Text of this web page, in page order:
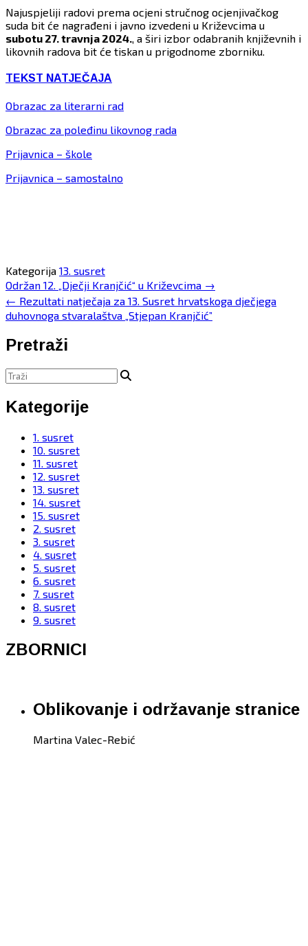
Najuspjeliji radovi prema ocjeni stručnog ocjenjivačkog
suda bit će nagrađeni i javno izvedeni u Križevcima u
subotu 27. travnja 2024., a širi izbor odabranih književnih i
likovnih radova bit će tiskan u prigodnome zborniku.
TEKST NATJEČAJA
Obrazac za literarni rad
Obrazac za poleđinu likovnog rada
Prijavnica – škole
Prijavnica – samostalno
Kategorija 13. susret
Post
navigation
Održan 12. „Dječji Kranjčić“ u Križevcima →
← Rezultati natječaja za 13. Susret hrvatskoga dječjega
duhovnoga stvaralaštva „Stjepan Kranjčić”
Pretraži
Kategorije
1. susret
10. susret
11. susret
12. susret
13. susret
14. susret
15. susret
2. susret
3. susret
4. susret
5. susret
6. susret
7. susret
8. susret
9. susret
ZBORNICI
Oblikovanje i održavanje stranice
Martina Valec-Rebić